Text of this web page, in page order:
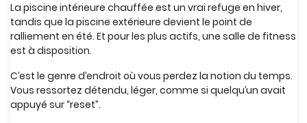
La piscine intérieure chauffée est un vrai refuge en hiver,
tandis que la piscine extérieure devient le point de
ralliement en été. Et pour les plus actifs, une salle de fitness
est à disposition.
C’est le genre d’endroit où vous perdez la notion du temps.
Vous ressortez détendu, léger, comme si quelqu’un avait
appuyé sur “reset”.